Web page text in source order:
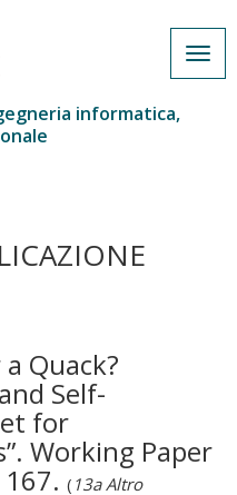
informatica,
Quack?
Self-
for
Working Paper
( 13a Altro